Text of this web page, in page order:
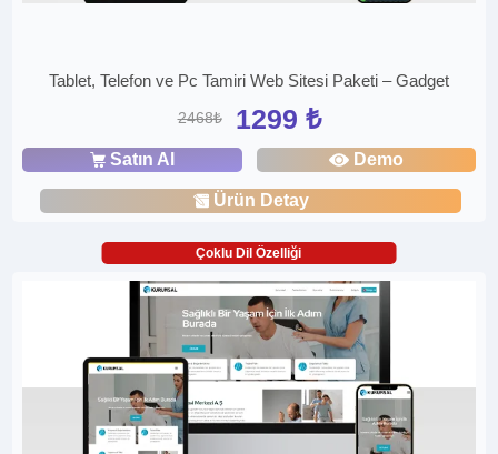
Tablet, Telefon ve Pc Tamiri Web Sitesi Paketi – Gadget
2468₺ 1299 ₺
Satın Al Demo
Ürün Detay
Çoklu Dil Özelliği